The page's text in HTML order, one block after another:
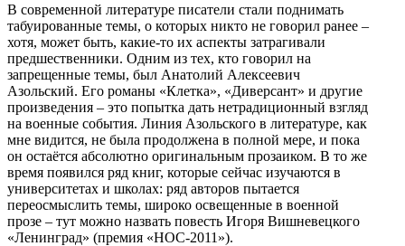
В современной литературе писатели стали поднимать
табуированные темы, о которых никто не говорил ранее –
хотя, может быть, какие-то их аспекты затрагивали
предшественники. Одним из тех, кто говорил на
запрещенные темы, был Анатолий Алексеевич
Азольский. Его романы «Клетка», «Диверсант» и другие
произведения – это попытка дать нетрадиционный взгляд
на военные события. Линия Азольского в литературе, как
мне видится, не была продолжена в полной мере, и пока
он остаётся абсолютно оригинальным прозаиком. В то же
время появился ряд книг, которые сейчас изучаются в
университетах и школах: ряд авторов пытается
переосмыслить темы, широко освещенные в военной
прозе – тут можно назвать повесть Игоря Вишневецкого
«Ленинград» (премия «НОС-2011»).